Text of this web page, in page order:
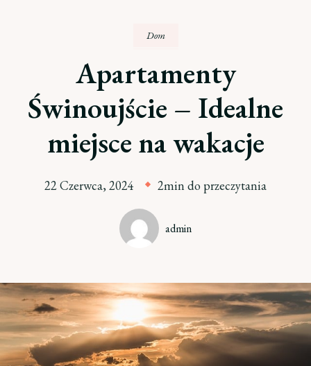
Dom
Apartamenty
Świnoujście – Idealne
miejsce na wakacje
22 Czerwca, 2024 2min do przeczytania
admin